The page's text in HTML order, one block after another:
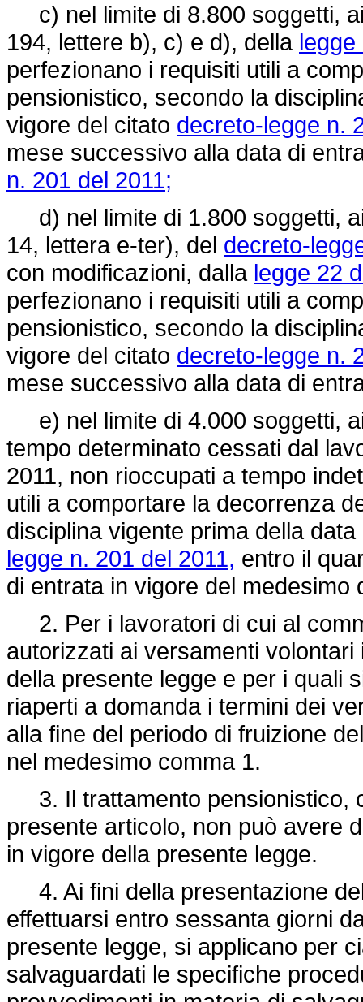
c) nel limite di 8.800 soggetti,
194, lettere b), c) e d), della
perfezionano i requisiti utili a
pensionistico, secondo la
vigore del citato decreto-legge n.
mese successivo alla data di
n. 201 del 2011;
d) nel limite di 1.800 soggetti,
14, lettera e-ter), del decreto-
con modificazioni, dalla legge 22
perfezionano i requisiti utili a
pensionistico, secondo la
vigore del citato decreto-legge n.
mese successivo alla data di
e) nel limite di 4.000 soggetti,
tempo determinato cessati dal
2011, non rioccupati a tempo
utili a comportare la decorrenza
disciplina vigente prima della
legge n. 201 del 2011, entro il
di entrata in vigore del medesimo
2. Per i lavoratori di cui al
autorizzati ai versamenti
della presente legge e per i quali
riaperti a domanda i termini dei
alla fine del periodo di fruizione
nel medesimo comma 1.
3. Il trattamento pensionistico,
presente articolo, non può avere
in vigore della presente legge.
4. Ai fini della presentazione
effettuarsi entro sessanta giorni
presente legge, si applicano per
salvaguardati le specifiche